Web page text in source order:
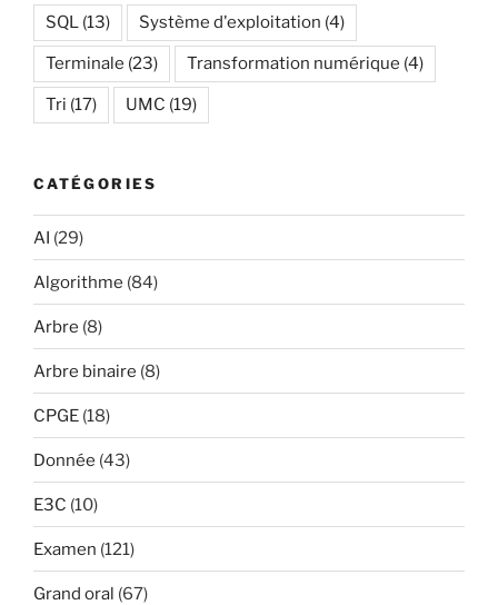
SQL (13) Système d'exploitation (4)
Terminale (23) Transformation numérique (4)
Tri (17) UMC (19)
CATÉGORIES
AI (29)
Algorithme (84)
Arbre (8)
Arbre binaire (8)
CPGE (18)
Donnée (43)
E3C (10)
Examen (121)
Grand oral (67)